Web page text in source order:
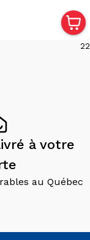
22
à votre
au Québec